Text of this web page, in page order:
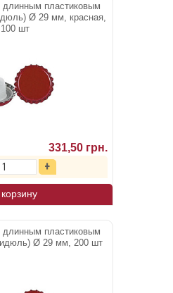
длинным пластиковым
Ø 29 мм, красная,
100 шт
331,50 грн.
корзину
длинным пластиковым
Ø 29 мм, 200 шт